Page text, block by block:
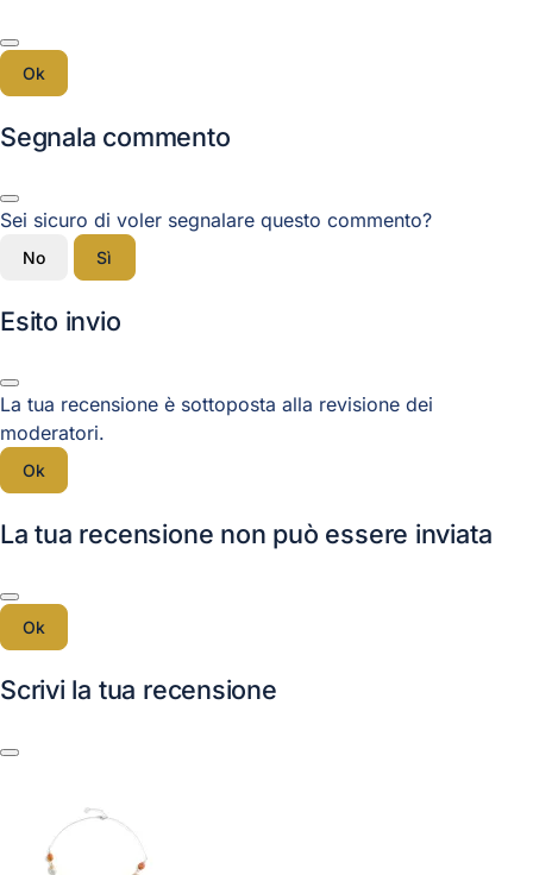
Ok
Segnala commento
Sei sicuro di voler segnalare questo commento?
No Sì
Esito invio
La tua recensione è sottoposta alla revisione dei
moderatori.
Ok
La tua recensione non può essere inviata
Ok
Scrivi la tua recensione